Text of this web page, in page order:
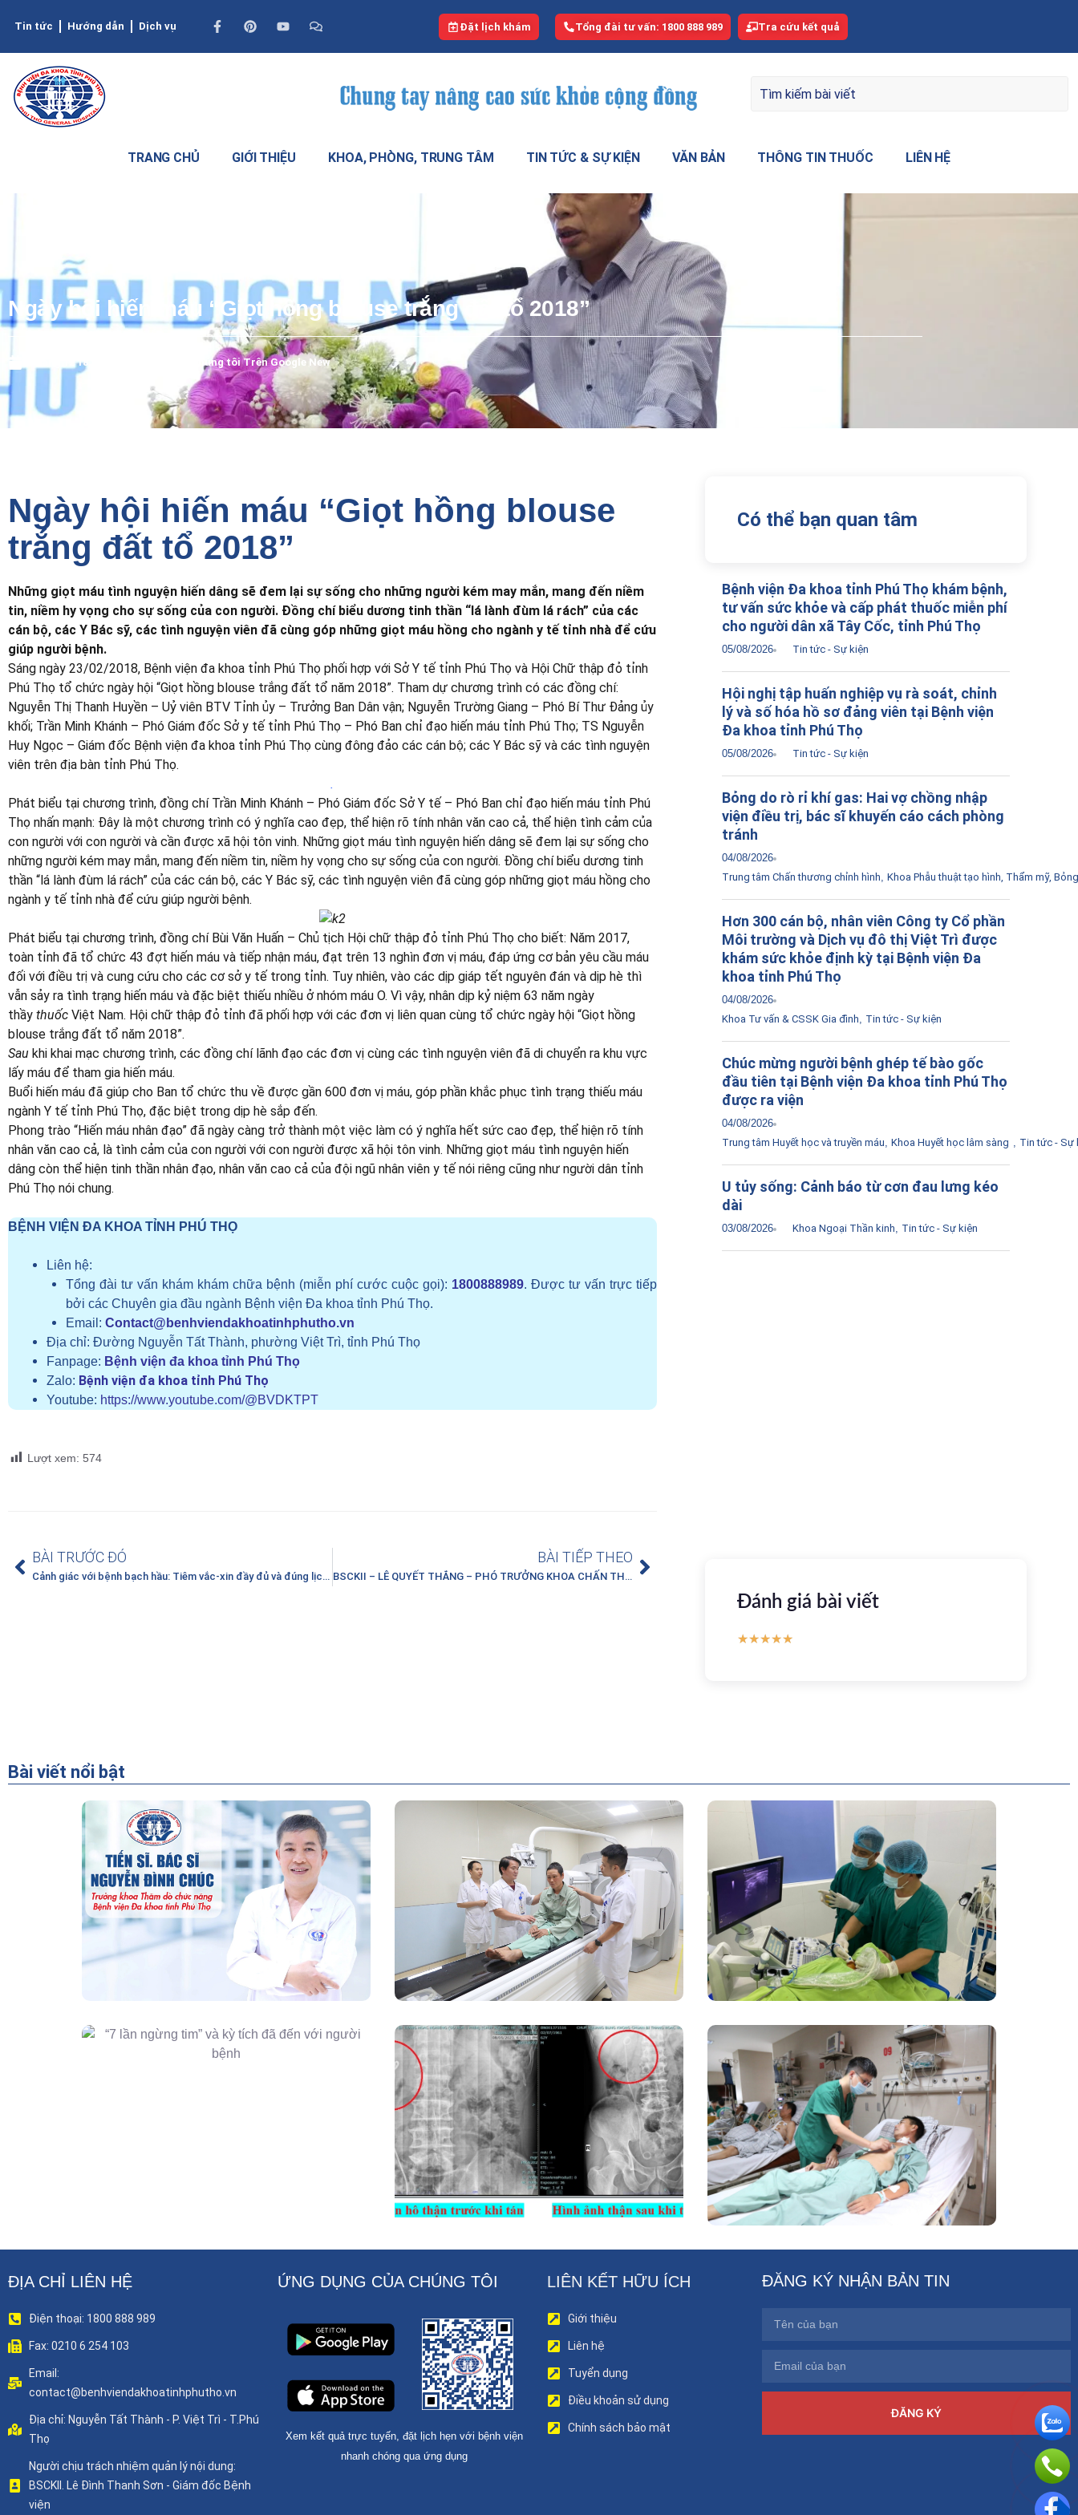
Tin tức Hướng dẫn Dịch vụ Đặt lịch khám Tổng đài tư vấn: 1800 888 989 Tra cứu kết quả
TRANG CHỦ GIỚI THIỆU KHOA, PHÒNG, TRUNG TÂM TIN TỨC & SỰ KIỆN VĂN BẢN THÔNG TIN THUỐC LIÊN HỆ
Ngày hội hiến máu “Giọt hồng blouse trắng đất tổ 2018”
Tháng 12 18, 2021 Kết nối với chúng tôi Trên Google New
Ngày hội hiến máu “Giọt hồng blouse
trắng đất tổ 2018”
Những giọt máu tình nguyện hiến dâng sẽ đem lại sự sống cho những người kém may mắn, mang đến niềm
tin, niềm hy vọng cho sự sống của con người. Đồng chí biểu dương tinh thần “lá lành đùm lá rách” của các
cán bộ, các Y Bác sỹ, các tình nguyện viên đã cùng góp những giọt máu hồng cho ngành y tế tỉnh nhà để cứu
giúp người bệnh.
Sáng ngày 23/02/2018, Bệnh viện đa khoa tỉnh Phú Thọ phối hợp với Sở Y tế tỉnh Phú Thọ và Hội Chữ thập đỏ tỉnh
Phú Thọ tổ chức ngày hội “Giọt hồng blouse trắng đất tổ năm 2018”. Tham dự chương trình có các đồng chí:
Nguyễn Thị Thanh Huyền – Uỷ viên BTV Tỉnh ủy – Trưởng Ban Dân vận; Nguyễn Trường Giang – Phó Bí Thư Đảng ủy
khối; Trần Minh Khánh – Phó Giám đốc Sở y tế tỉnh Phú Thọ – Phó Ban chỉ đạo hiến máu tỉnh Phú Thọ; TS Nguyễn
Huy Ngọc – Giám đốc Bệnh viện đa khoa tỉnh Phú Thọ cùng đông đảo các cán bộ; các Y Bác sỹ và các tình nguyện
viên trên địa bàn tỉnh Phú Thọ.
.
Phát biểu tại chương trình, đồng chí Trần Minh Khánh – Phó Giám đốc Sở Y tế – Phó Ban chỉ đạo hiến máu tỉnh Phú
Thọ nhấn mạnh: Đây là một chương trình có ý nghĩa cao đẹp, thể hiện rõ tính nhân văn cao cả, thể hiện tình cảm của
con người với con người và cần được xã hội tôn vinh. Những giọt máu tình nguyện hiến dâng sẽ đem lại sự sống cho
những người kém may mắn, mang đến niềm tin, niềm hy vọng cho sự sống của con người. Đồng chí biểu dương tinh
thần “lá lành đùm lá rách” của các cán bộ, các Y Bác sỹ, các tình nguyện viên đã cùng góp những giọt máu hồng cho
ngành y tế tỉnh nhà để cứu giúp người bệnh.
Phát biểu tại chương trình, đồng chí Bùi Văn Huấn – Chủ tịch Hội chữ thập đỏ tỉnh Phú Thọ cho biết: Năm 2017,
toàn tỉnh đã tổ chức 43 đợt hiến máu và tiếp nhận máu, đạt trên 13 nghìn đơn vị máu, đáp ứng cơ bản yêu cầu máu
đối với điều trị và cung cứu cho các cơ sở y tế trong tỉnh. Tuy nhiên, vào các dịp giáp tết nguyên đán và dịp hè thì
vẫn sảy ra tình trạng hiến máu và đặc biệt thiếu nhiều ở nhóm máu O. Vì vậy, nhân dịp kỷ niệm 63 năm ngày
thầy thuốc Việt Nam. Hội chữ thập đỏ tỉnh đã phối hợp với các đơn vị liên quan cùng tổ chức ngày hội “Giọt hồng
blouse trắng đất tổ năm 2018”.
Sau khi khai mạc chương trình, các đồng chí lãnh đạo các đơn vị cùng các tình nguyện viên đã di chuyển ra khu vực
lấy máu để tham gia hiến máu.
Buổi hiến máu đã giúp cho Ban tổ chức thu về được gần 600 đơn vị máu, góp phần khắc phục tình trạng thiếu máu
ngành Y tế tỉnh Phú Thọ, đặc biệt trong dịp hè sắp đến.
Phong trào “Hiến máu nhân đạo” đã ngày càng trở thành một việc làm có ý nghĩa hết sức cao đẹp, thể hiện rõ tính
nhân văn cao cả, là tình cảm của con người với con người được xã hội tôn vinh. Những giọt máu tình nguyện hiến
dâng còn thể hiện tinh thần nhân đạo, nhân văn cao cả của đội ngũ nhân viên y tế nói riêng cũng như người dân tỉnh
Phú Thọ nói chung.
BỆNH VIỆN ĐA KHOA TỈNH PHÚ THỌ
Liên hệ:
Tổng đài tư vấn khám khám chữa bệnh (miễn phí cước cuộc gọi): 1800888989. Được tư vấn trực tiếp
bởi các Chuyên gia đầu ngành Bệnh viện Đa khoa tỉnh Phú Thọ.
Email: Contact@benhviendakhoatinhphutho.vn
Địa chỉ: Đường Nguyễn Tất Thành, phường Việt Trì, tỉnh Phú Thọ
Fanpage: Bệnh viện đa khoa tỉnh Phú Thọ
Zalo: Bệnh viện đa khoa tỉnh Phú Thọ
Youtube: https://www.youtube.com/@BVDKTPT
Lượt xem: 574
BÀI TRƯỚC ĐÓ
Cảnh giác với bệnh bạch hầu: Tiêm vắc-xin đầy đủ và đúng lịch là biện pháp tốt nhất để phòng tránh bệnh
BÀI TIẾP THEO
BSCKII – LÊ QUYẾT THẮNG – PHÓ TRƯỞNG KHOA CHẤN THƯƠNG 1
Có thể bạn quan tâm
Bệnh viện Đa khoa tỉnh Phú Thọ khám bệnh,
tư vấn sức khỏe và cấp phát thuốc miễn phí
cho người dân xã Tây Cốc, tỉnh Phú Thọ
05/08/2026 Tin tức - Sự kiện
Hội nghị tập huấn nghiệp vụ rà soát, chỉnh
lý và số hóa hồ sơ đảng viên tại Bệnh viện
Đa khoa tỉnh Phú Thọ
05/08/2026 Tin tức - Sự kiện
Bỏng do rò rỉ khí gas: Hai vợ chồng nhập
viện điều trị, bác sĩ khuyến cáo cách phòng
tránh
04/08/2026
Trung tâm Chấn thương chỉnh hình, Khoa Phẫu thuật tạo hình, Thẩm mỹ, Bỏng
Hơn 300 cán bộ, nhân viên Công ty Cổ phần
Môi trường và Dịch vụ đô thị Việt Trì được
khám sức khỏe định kỳ tại Bệnh viện Đa
khoa tỉnh Phú Thọ
04/08/2026
Khoa Tư vấn & CSSK Gia đình, Tin tức - Sự kiện
Chúc mừng người bệnh ghép tế bào gốc
đầu tiên tại Bệnh viện Đa khoa tỉnh Phú Thọ
được ra viện
04/08/2026
Trung tâm Huyết học và truyền máu, Khoa Huyết học lâm sàng , Tin tức - Sự
U tủy sống: Cảnh báo từ cơn đau lưng kéo
dài
03/08/2026 Khoa Ngoại Thần kinh, Tin tức - Sự kiện
Đánh giá bài viết
★★★★★
Bài viết nổi bật
“Người Dẫn Đường” Của Khoa Thăm
Dò Chức Năng – Bệnh Viện Đa Khoa
Tỉnh Phú Thọ
Chính Thức Vận Hành Máy Xạ Hình
Thế Hệ Mới Spect/CT Trong Chẩn
Đoán Và Điều Trị Ung Thư Tại Bệnh
Viện Đa Khoa Tỉnh Phú Thọ
Đốt Sóng Cao Tần Dưới Siêu Âm,
Điều Trị U Lành Tuyến Giáp Không
Cần Phẫu Thuật
Với Người Bệnh
Kết Hợp Tán Sỏi Qua Da Và Tán Sỏi
Nội Soi Ống Mềm – Kỹ Thuật Cao Loại
Bỏ Triệt Để Sỏi San Hô Thận
Phẫu Thuật Nội Soi Thay Van Tim –
Bước Tiến Vững Chắc Của Khoa Phẫu
Thuật Tim Mạch Lồng Ngực BVĐK
Tỉnh Phú Thọ
ĐỊA CHỈ LIÊN HỆ
Điện thoại: 1800 888 989
Fax: 0210 6 254 103
Email:
contact@benhviendakhoatinhphutho.vn
Địa chỉ: Nguyễn Tất Thành - P. Việt Trì - T.Phú
Thọ
Người chịu trách nhiệm quản lý nội dung:
BSCKII. Lê Đình Thanh Sơn - Giám đốc Bệnh
viện
ỨNG DỤNG CỦA CHÚNG TÔI
Xem kết quả trực tuyến, đặt lịch hẹn với bệnh viện
nhanh chóng qua ứng dụng
LIÊN KẾT HỮU ÍCH
Giới thiệu
Liên hệ
Tuyển dụng
Điều khoản sử dụng
Chính sách bảo mật
ĐĂNG KÝ NHẬN BẢN TIN
ĐĂNG KÝ